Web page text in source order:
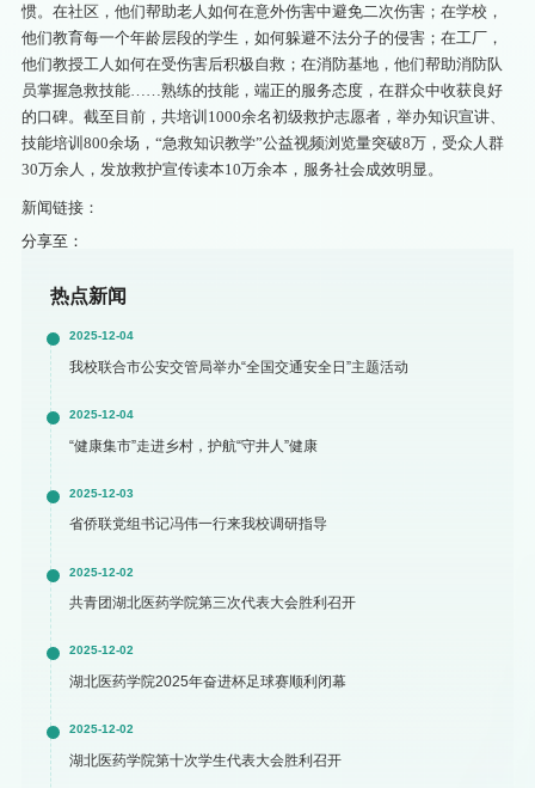
惯。在社区，他们帮助老人如何在意外伤害中避免二次伤害；在学校，
他们教育每一个年龄层段的学生，如何躲避不法分子的侵害；在工厂，
他们教授工人如何在受伤害后积极自救；在消防基地，他们帮助消防队
员掌握急救技能……熟练的技能，端正的服务态度，在群众中收获良好
的口碑。截至目前，共培训1000余名初级救护志愿者，举办知识宣讲、
技能培训800余场，“急救知识教学”公益视频浏览量突破8万，受众人群
30万余人，发放救护宣传读本10万余本，服务社会成效明显。
新闻链接：
分享至：
热点新闻
2025-12-04
我校联合市公安交管局举办“全国交通安全日”主题活动
2025-12-04
“健康集市”走进乡村，护航“守井人”健康
2025-12-03
省侨联党组书记冯伟一行来我校调研指导
2025-12-02
共青团湖北医药学院第三次代表大会胜利召开
2025-12-02
湖北医药学院2025年奋进杯足球赛顺利闭幕
2025-12-02
湖北医药学院第十次学生代表大会胜利召开